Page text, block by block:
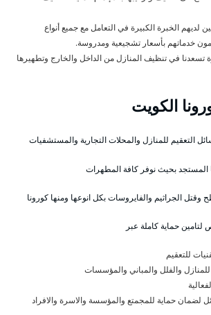
لديهم الخبرة الكبيرة في التعامل مع جميع أنواع
خدماتهم بأسعار تشجيعية ومدروسة.
تسعدنا في تنظيف المنازل من الداخل والخارج وتطهيرها
الكويت
التعقيم للمنازل والمحلات التجارية والمستشفيات
بحيث نوفر كافة المطهرات
وقتل الجراثيم والفايروسات بكل انوعها ومنها كورونا
حماية كاملة عبر
للتعقيم
والفلل والمباني والمؤسسات
لضمان حماية للمجمتع والمؤسسة والاسرة والافراد